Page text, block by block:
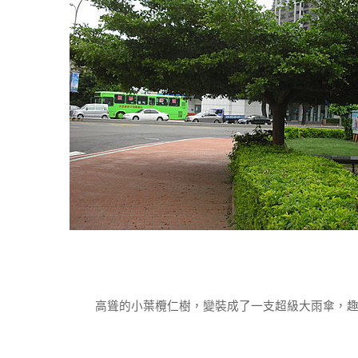
高聳的小葉欖仁樹，變裝成了一支超級大雨傘，